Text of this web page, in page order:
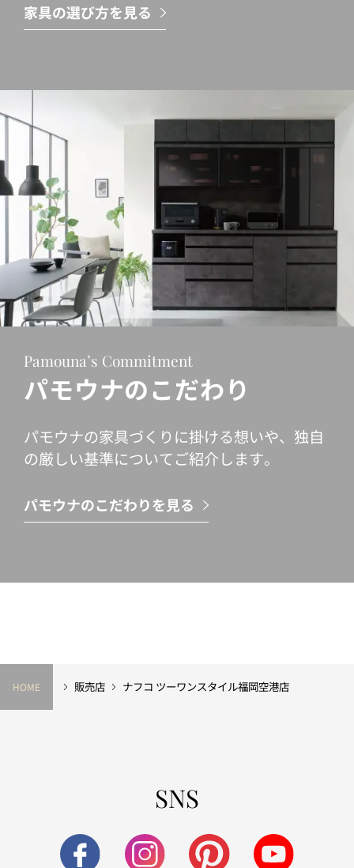
家具の選び方を見る
Pamouna’s Commitment
パモウナのこだわり
パモウナの家具づくりに掛ける想いや、独自
の厳しい基準についてご紹介します。
パモウナのこだわりを見る
HOME 販売店 ナフコ ツーワンスタイル福岡空港店
SNS